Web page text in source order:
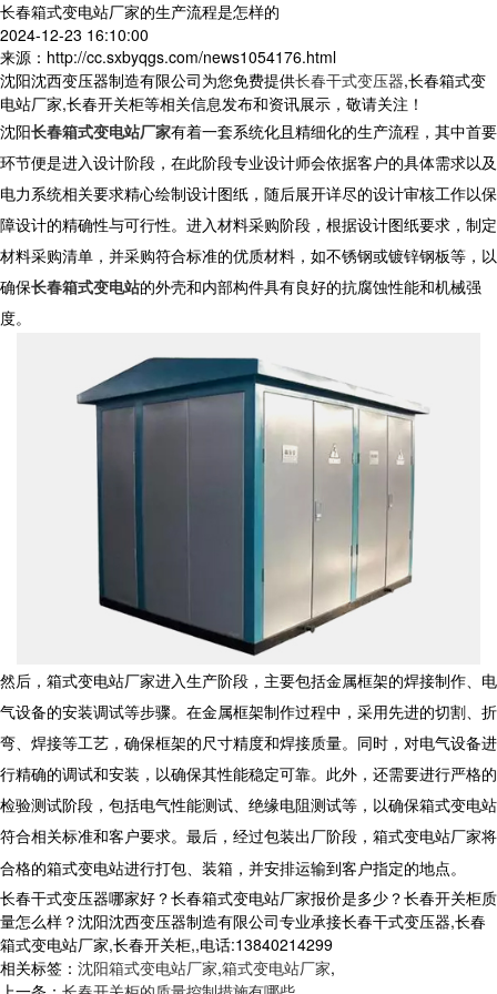
长春箱式变电站厂家的生产流程是怎样的
2024-12-23 16:10:00
来源：http://cc.sxbyqgs.com/news1054176.html
沈阳沈西变压器制造有限公司为您免费提供长春干式变压器,长春箱式变
电站厂家,长春开关柜等相关信息发布和资讯展示，敬请关注！
沈阳长春箱式变电站厂家有着一套系统化且精细化的生产流程，其中首要
环节便是进入设计阶段，在此阶段专业设计师会依据客户的具体需求以及
电力系统相关要求精心绘制设计图纸，随后展开详尽的设计审核工作以保
障设计的精确性与可行性。进入材料采购阶段，根据设计图纸要求，制定
材料采购清单，并采购符合标准的优质材料，如不锈钢或镀锌钢板等，以
确保长春箱式变电站的外壳和内部构件具有良好的抗腐蚀性能和机械强
度。
然后， 箱式变电站厂家进入生产阶段，主要包括金属框架的焊接制作、电
气设备的安装调试等步骤。在金属框架制作过程中，采用先进的切割、折
弯、焊接等工艺，确保框架的尺寸精度和焊接质量。同时，对电气设备进
行精确的调试和安装，以确保其性能稳定可靠。此外，还需要进行严格的
检验测试阶段，包括电气性能测试、绝缘电阻测试等，以确保箱式变电站
符合相关标准和客户要求。最后，经过包装出厂阶段， 箱式变电站厂家将
合格的箱式变电站进行打包、装箱，并安排运输到客户指定的地点。
长春干式变压器哪家好？长春箱式变电站厂家报价是多少？长春开关柜质
量怎么样？沈阳沈西变压器制造有限公司专业承接长春干式变压器,长春
箱式变电站厂家,长春开关柜,,电话:13840214299
相关标签： 沈阳箱式变电站厂家,箱式变电站厂家,